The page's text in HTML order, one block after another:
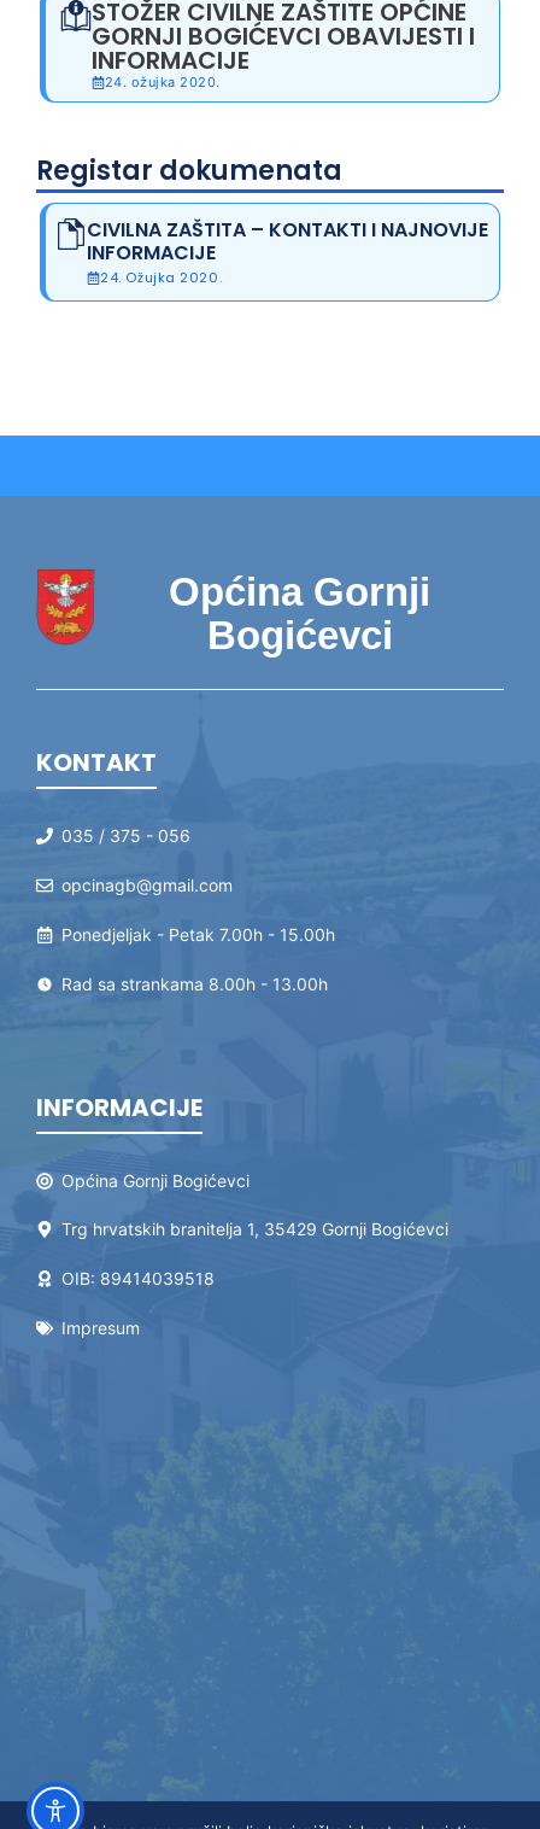
STOŽER CIVILNE ZAŠTITE OPĆINE
GORNJI BOGIĆEVCI OBAVIJESTI I
INFORMACIJE
24. ožujka 2020.
Registar dokumenata
CIVILNA ZAŠTITA – KONTAKTI I NAJNOVIJE
INFORMACIJE
24. Ožujka 2020.
Općina Gornji
Bogićevci
KONTAKT
035 / 375 - 056
opcinagb@gmail.com
Ponedjeljak - Petak 7.00h - 15.00h
Rad sa strankama 8.00h - 13.00h
INFORMACIJE
Općina Gornji Bogićevci
Trg hrvatskih branitelja 1, 35429 Gornji Bogićevci
OIB: 89414039518
Impresum